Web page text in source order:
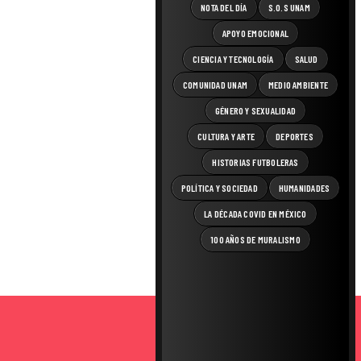
NOTA DEL DÍA S.O.S UNAM
APOYO EMOCIONAL
CIENCIA Y TECNOLOGÍA SALUD
COMUNIDAD UNAM MEDIO AMBIENTE
GÉNERO Y SEXUALIDAD
CULTURA Y ARTE DEPORTES
HISTORIAS FUTBOLERAS
POLÍTICA Y SOCIEDAD HUMANIDADES
LA DÉCADA COVID EN MÉXICO
100 AÑOS DE MURALISMO